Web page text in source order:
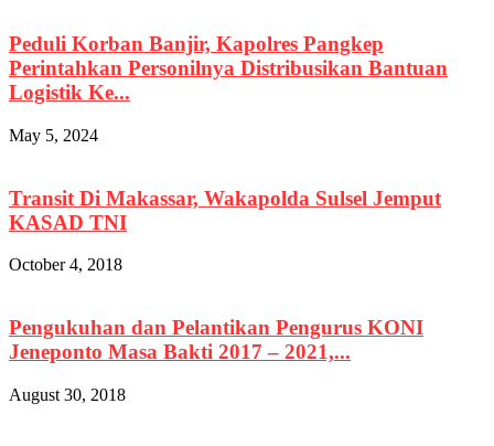
Peduli Korban Banjir, Kapolres Pangkep
Perintahkan Personilnya Distribusikan Bantuan
Logistik Ke...
May 5, 2024
Transit Di Makassar, Wakapolda Sulsel Jemput
KASAD TNI
October 4, 2018
Pengukuhan dan Pelantikan Pengurus KONI
Jeneponto Masa Bakti 2017 – 2021,...
August 30, 2018